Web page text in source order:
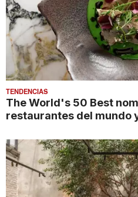
TENDENCIAS
The World's 50 Best
restaurantes del mundo